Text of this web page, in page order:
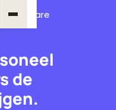
software
de